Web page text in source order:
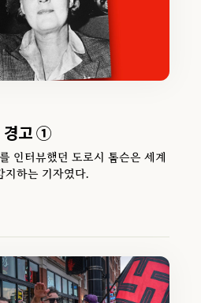
경고 ①
인터뷰했던 도로시 톰슨은 세계
지하는 기자였다.